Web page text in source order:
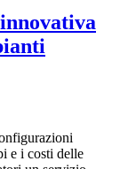
e i costi delle